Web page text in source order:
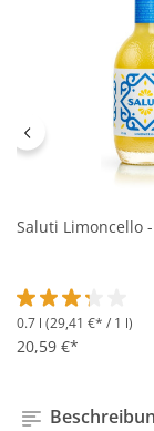
Saluti Limoncello
Durchschnittliche
0.7 l (29,41 €* / 1 l)
20,59 €*